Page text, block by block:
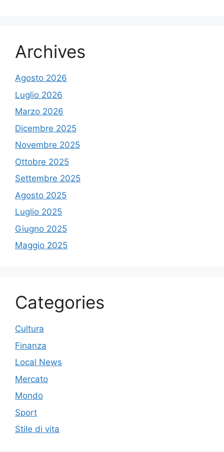
Archives
Agosto 2026
Luglio 2026
Marzo 2026
Dicembre 2025
Novembre 2025
Ottobre 2025
Settembre 2025
Agosto 2025
Luglio 2025
Giugno 2025
Maggio 2025
Categories
Cultura
Finanza
Local News
Mercato
Mondo
Sport
Stile di vita